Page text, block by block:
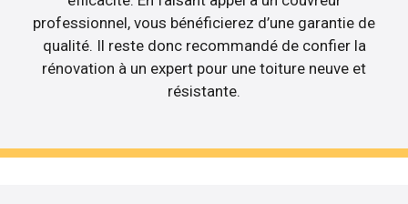
professionnel, vous bénéficierez d’une garantie de
qualité. Il reste donc recommandé de confier la
rénovation à un expert pour une toiture neuve et
résistante.